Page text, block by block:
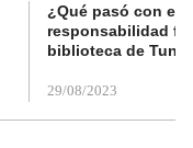
¿Qué pasó con el
responsabilidad
biblioteca de
29/08/2023